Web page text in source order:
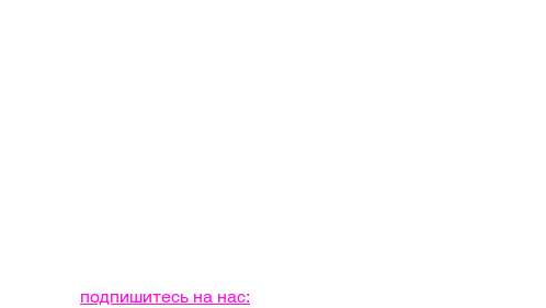
подпишитесь на нас: